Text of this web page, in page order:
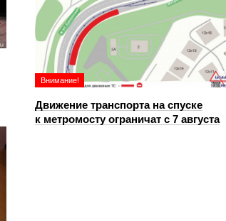
Внимание!
Движение транспорта на спуске
к метромосту ограничат с 7 августа